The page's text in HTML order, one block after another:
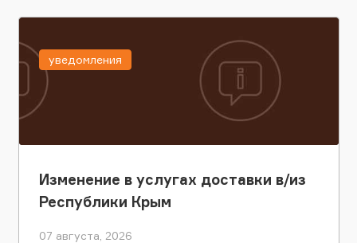
Изменение в услугах доставки в/из
Республики Крым
07 августа, 2026
уведомления